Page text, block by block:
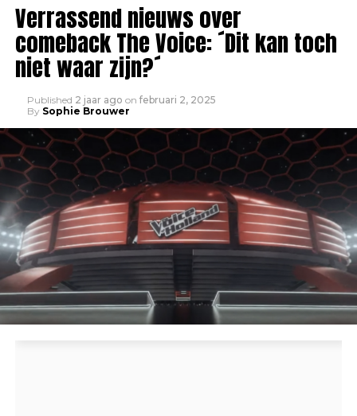
Verrassend nieuws over
comeback The Voice: ´Dit kan toch
niet waar zijn?´
Published 2 jaar ago on februari 2, 2025
By Sophie Brouwer